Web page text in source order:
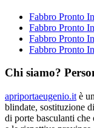
Fabbro Pronto
Fabbro Pronto
Fabbro Pronto
Fabbro Pronto
Chi siamo?
apriportaeugenio.it è
blindate, sostituzione
di porte basculanti che